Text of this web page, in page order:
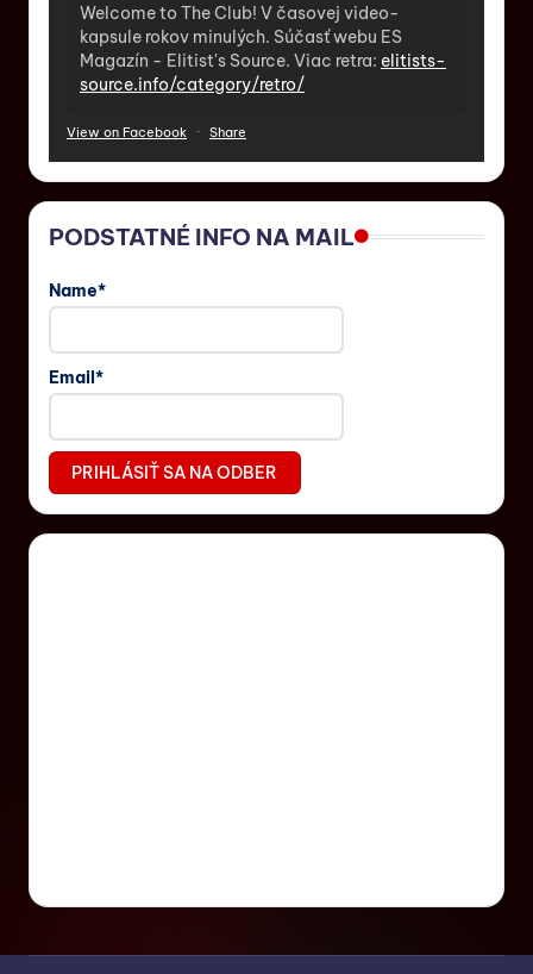
Welcome to The Club! V časovej video-
kapsule rokov minulých. Súčasť webu ES
Magazín - Elitist's Source. Viac retra: elitists-
source.info/category/retro/
View on Facebook · Share
PODSTATNÉ INFO NA MAIL
Name*
Email*